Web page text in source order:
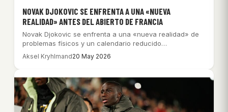
NOVAK DJOKOVIC SE ENFRENTA A UNA «NUEVA
REALIDAD» ANTES DEL ABIERTO DE FRANCIA
Novak Djokovic se enfrenta a una «nueva realidad» de
problemas físicos y un calendario reducido…
Aksel Kryhlmand20 May 2026